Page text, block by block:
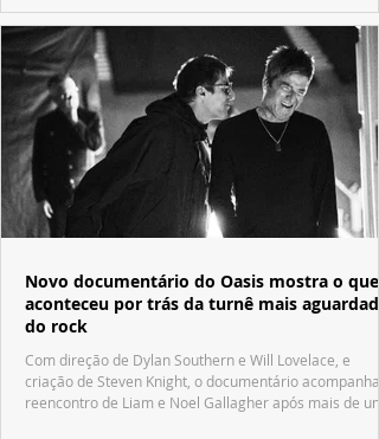
Novo documentário do Oasis mostra o que
aconteceu por trás da turnê mais aguardada
do rock
Com direção de Dylan Southern e Will Lovelace, e
criação de Steven Knight, o documentário acompanha
reencontro de Liam e Noel Gallagher após mais de